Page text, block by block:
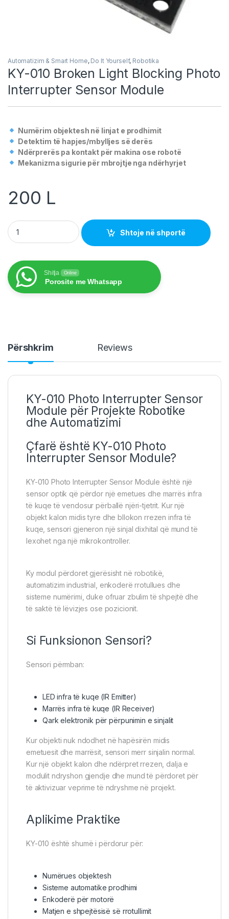
Automatizim & Smart Home, Do It Yourself, Robotika
KY-010 Broken Light Blocking Photo
Interrupter Sensor Module
Numërim objektesh në linjat e prodhimit
Detektim të hapjes/mbylljes së derës
Ndërprerës pa kontakt për makina ose robotë
Mekanizma sigurie për mbrojtje nga ndërhyrjet
200 L
KY-010 Broken Light Blocking Photo Interrupter Sensor
Shtoje në shportë
Shitja Online
Porosite me Whatsapp
Përshkrim Reviews
KY-010 Photo Interrupter Sensor
Module për Projekte Robotike
dhe Automatizimi
Çfarë është KY-010 Photo
Interrupter Sensor Module?
KY-010 Photo Interrupter Sensor Module është një
sensor optik që përdor një emetues dhe marrës infra
të kuqe të vendosur përballë njëri-tjetrit. Kur një
objekt kalon midis tyre dhe bllokon rrezen infra të
kuqe, sensori gjeneron një sinjal dixhital që mund të
lexohet nga një mikrokontroller.
Ky modul përdoret gjerësisht në robotikë,
automatizim industrial, enkoderë rrotullues dhe
sisteme numërimi, duke ofruar zbulim të shpejtë dhe
të saktë të lëvizjes ose pozicionit.
Si Funksionon Sensori?
Sensori përmban:
LED infra të kuqe (IR Emitter)
Marrës infra të kuqe (IR Receiver)
Qark elektronik për përpunimin e sinjalit
Kur objekti nuk ndodhet në hapësirën midis
emetuesit dhe marrësit, sensori merr sinjalin normal.
Kur një objekt kalon dhe ndërpret rrezen, dalja e
modulit ndryshon gjendje dhe mund të përdoret për
të aktivizuar veprime të ndryshme në projekt.
Aplikime Praktike
KY-010 është shumë i përdorur për:
Numërues objektesh
Sisteme automatike prodhimi
Enkoderë për motorë
Matjen e shpejtësisë së rrotullimit